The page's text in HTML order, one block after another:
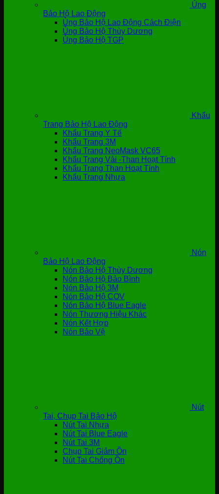
Ủng
Bảo Hộ Lao Động
Ủng Bảo Hộ Lao Động Cách Điện
Ủng Bảo Hộ Thùy Dương
Ủng Bảo Hộ TGP
Khẩu
Trang Bảo Hộ Lao Động
Khẩu Trang Y Tế
Khẩu Trang 3M
Khẩu Trang NeoMask VC65
Khẩu Trang Vải -Than Hoạt Tính
Khẩu Trang Than Hoạt Tính
Khẩu Trang Nhựa
Nón
Bảo Hộ Lao Động
Nón Bảo Hộ Thùy Dương
Nón Bảo Hộ Bảo Bình
Nón Bảo Hộ 3M
Nón Bảo Hộ COV
Nón Bảo Hộ Blue Eagle
Nón Thương Hiệu Khác
Nón Kết Hợp
Nón Bảo Vệ
Nút
Tai, Chụp Tai Bảo Hộ
Nút Tai Nhựa
Nút Tai Blue Eagle
Nút Tai 3M
Chụp Tai Giảm Ồn
Nút Tai Chống Ồn